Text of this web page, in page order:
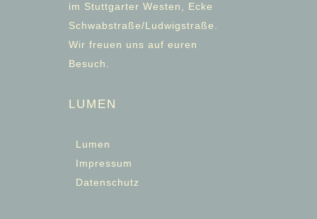
im Stuttgarter Westen, Ecke
Schwabstraße/Ludwigstraße.
Wir freuen uns auf euren
Besuch.
LUMEN
Lumen
Impressum
Datenschutz